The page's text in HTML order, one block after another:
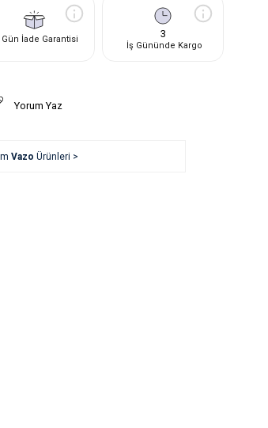
Gün İade Garantisi 3
İş Gününde Kargo
Yorum Yaz
Vazo Ürünleri >